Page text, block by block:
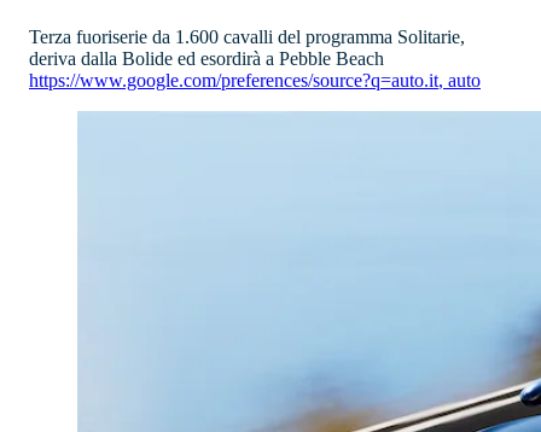
Terza fuoriserie da 1.600 cavalli del programma Solitarie,
deriva dalla Bolide ed esordirà a Pebble Beach
https://www.google.com/preferences/source?q=auto.it, auto